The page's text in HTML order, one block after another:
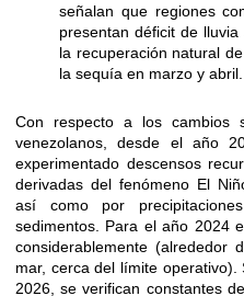
señalan que regiones
presentan déficit de
la recuperación natural
la sequía en marzo y abril.
Con respecto a los cambios
venezolanos, desde el año
experimentado descensos
derivadas del fenómeno El
así como por
sedimentos. Para el año 2024
considerablemente (alrededor
mar, cerca del límite
2026, se verifican constantes